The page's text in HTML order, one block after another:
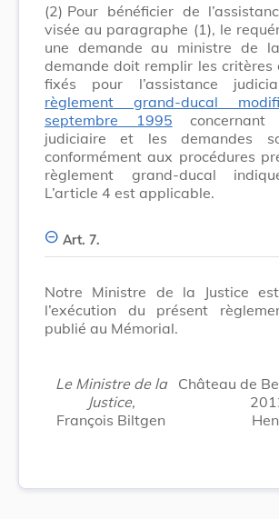
(2) Pour bénéficier de
visée au paragraphe (1), le
une demande au ministre de
demande doit remplir les critères
fixés pour l’assistance
règlement grand-ducal
septembre 1995 concernant
judiciaire et les demandes
conformément aux procédures
règlement grand-ducal
L’article 4 est applicable.
Art. 7.
Notre Ministre de la Justice
l’exécution du présent
publié au Mémorial.
Le Ministre de la
Justice,
François Biltgen
Château de